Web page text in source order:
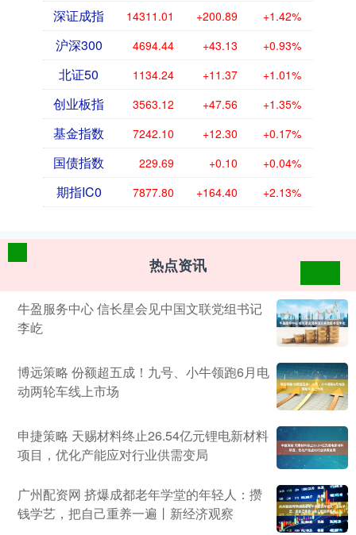
深证成指 14311.01 +200.89 +1.42%
沪深300 4694.44 +43.13 +0.93%
北证50 1134.24 +11.37 +1.01%
创业板指 3563.12 +47.56 +1.35%
基金指数 7242.10 +12.30 +0.17%
国债指数 229.69 +0.10 +0.04%
期指IC0 7877.80 +164.40 +2.13%
热点资讯
牛盈服务中心 信长星会见中国文联党组书记
李屹
博远策略 份额超五成！九号、小牛领跑6月电
动两轮车线上市场
申捷策略 天赐材料终止26.54亿元锂电新材料
项目，优化产能应对行业供需变局
广州配资网 挤爆成都老年学堂的年轻人：攒
钱学艺，把自己重养一遍丨新经济观察